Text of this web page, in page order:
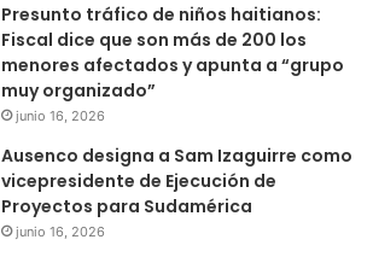
Presunto tráfico de niños haitianos:
Fiscal dice que son más de 200 los
menores afectados y apunta a “grupo
muy organizado”
junio 16, 2026
Ausenco designa a Sam Izaguirre como
vicepresidente de Ejecución de
Proyectos para Sudamérica
junio 16, 2026